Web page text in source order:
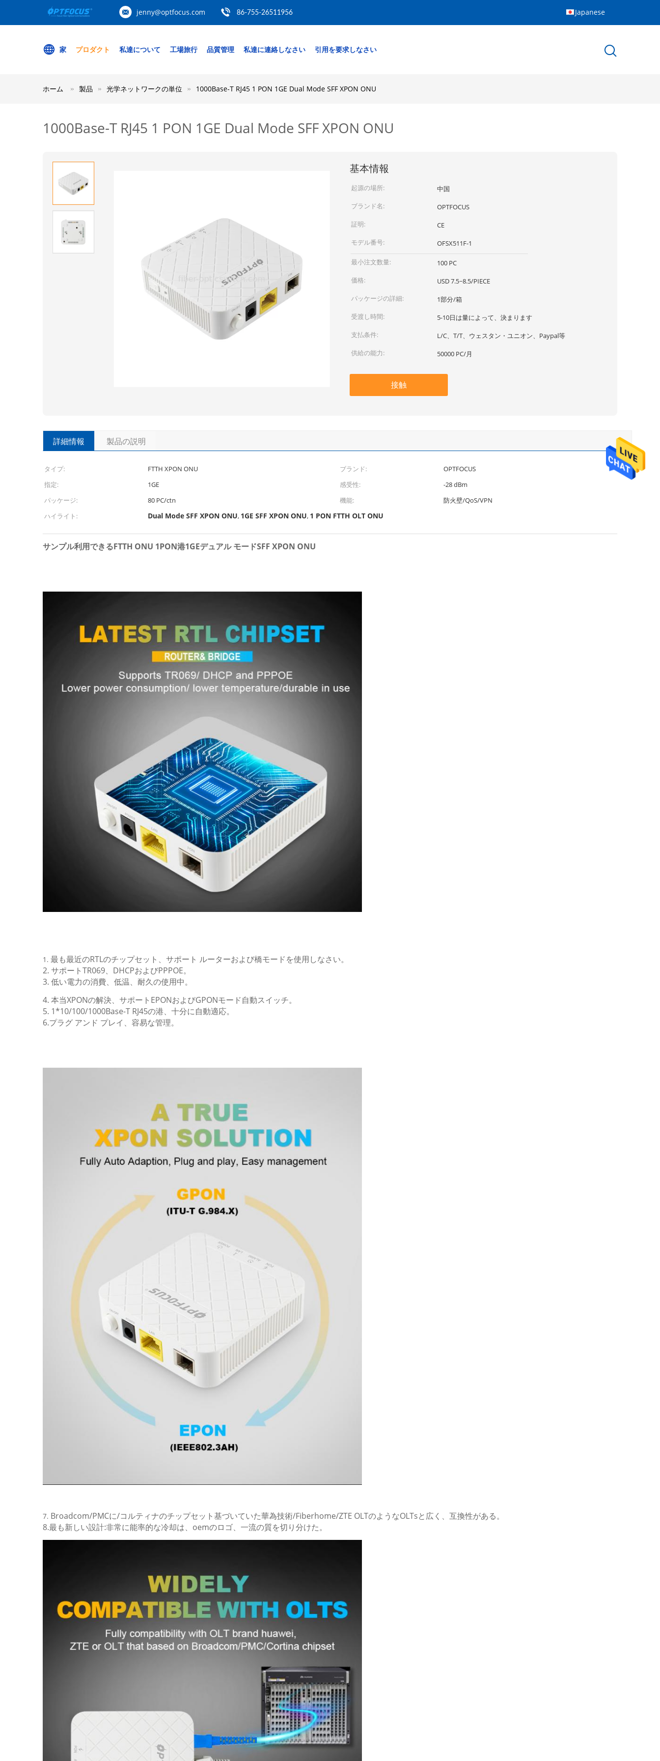
jenny@optfocus.com 86-755-26511956 Japanese
家 プロダクト 私達について 工場旅行 品質管理 私達に連絡しなさい 引用を要求しなさい
ホーム 製品 光学ネットワークの単位 1000Base-T RJ45 1 PON 1GE Dual Mode SFF XPON ONU
1000Base-T RJ45 1 PON 1GE Dual Mode SFF XPON ONU
基本情報
起源の場所:
中国
ブランド名:
OPTFOCUS
証明:
CE
モデル番号:
OFSX511F-1
最小注文数量:
100 PC
価格:
USD 7.5~8.5/PIECE
パッケージの詳細:
1部分/箱
受渡し時間:
5-10日は量によって、決まります
支払条件:
L/C、T/T、ウェスタン・ユニオン、Paypal等
供給の能力:
50000 PC/月
接触
詳細情報 製品の説明
タイプ: FTTH XPON ONU ブランド:
OPTFOCUS
指定:
1GE 感受性:
-28 dBm
パッケージ:
80 PC/ctn 機能:
防火壁/QoS/VPN
ハイライト:
Dual Mode SFF XPON ONU, 1GE SFF XPON ONU, 1 PON FTTH OLT ONU
サンプル利用できるFTTH ONU 1PON港1GEデュアル モードSFF XPON ONU
1. 最も最近のRTLのチップセット、サポート ルーターおよび橋モードを使用しなさい。
2. サポートTR069、DHCPおよびPPPOE。
3. 低い電力の消費、低温、耐久の使用中。
4. 本当XPONの解決、サポートEPONおよびGPONモード自動スイッチ。
5. 1*10/100/1000Base-T RJ45の港、十分に自動適応。
6.プラグ アンド プレイ、容易な管理。
7. Broadcom/PMCに/コルティナのチップセット基づいていた華為技術/Fiberhome/ZTE OLTのようなOLTsと広く、互換性がある。
8.最も新しい設計:非常に能率的な冷却は、oemのロゴ、一流の質を切り分けた。